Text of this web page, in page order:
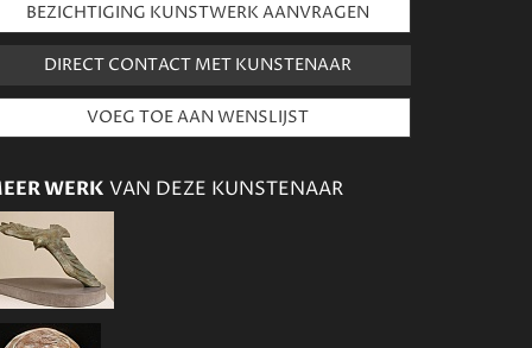
BEZICHTIGING KUNSTWERK AANVRAGEN
DIRECT CONTACT MET KUNSTENAAR
WERK VAN DEZE KUNSTENAAR